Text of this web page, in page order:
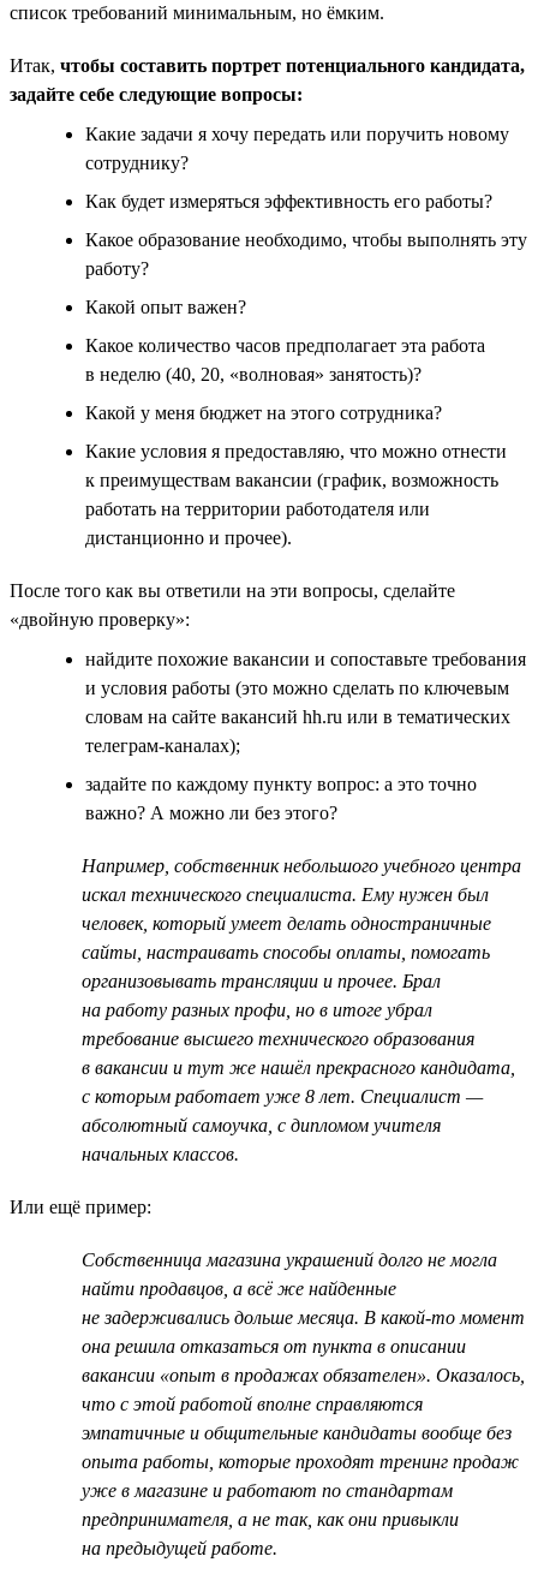
список требований минимальным, но ёмким.
Итак, чтобы составить портрет потенциального кандидата,
задайте себе следующие вопросы:
Какие задачи я хочу передать или поручить новому
сотруднику?
Как будет измеряться эффективность его работы?
Какое образование необходимо, чтобы выполнять эту
работу?
Какой опыт важен?
Какое количество часов предполагает эта работа
в неделю (40, 20, «волновая» занятость)?
Какой у меня бюджет на этого сотрудника?
Какие условия я предоставляю, что можно отнести
к преимуществам вакансии (график, возможность
работать на территории работодателя или
дистанционно и прочее).
После того как вы ответили на эти вопросы, сделайте
«двойную проверку»:
найдите похожие вакансии и сопоставьте требования
и условия работы (это можно сделать по ключевым
словам на сайте вакансий hh.ru или в тематических
телеграм-каналах);
задайте по каждому пункту вопрос: а это точно
важно? А можно ли без этого?
Например, собственник небольшого учебного центра
искал технического специалиста. Ему нужен был
человек, который умеет делать одностраничные
сайты, настраивать способы оплаты, помогать
организовывать трансляции и прочее. Брал
на работу разных профи, но в итоге убрал
требование высшего технического образования
в вакансии и тут же нашёл прекрасного кандидата,
с которым работает уже 8 лет. Специалист —
абсолютный самоучка, с дипломом учителя
начальных классов.
Или ещё пример:
Собственница магазина украшений долго не могла
найти продавцов, а всё же найденные
не задерживались дольше месяца. В какой-то момент
она решила отказаться от пункта в описании
вакансии «опыт в продажах обязателен». Оказалось,
что с этой работой вполне справляются
эмпатичные и общительные кандидаты вообще без
опыта работы, которые проходят тренинг продаж
уже в магазине и работают по стандартам
предпринимателя, а не так, как они привыкли
на предыдущей работе.